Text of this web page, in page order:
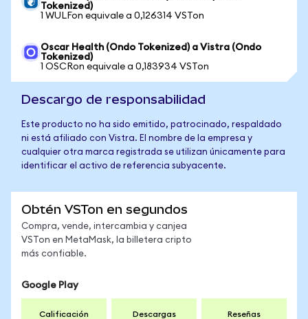
Tokenized)
1 WULFon equivale a 0,126314 VSTon
Oscar Health (Ondo Tokenized) a Vistra (Ondo
Tokenized)
1 OSCRon equivale a 0,183934 VSTon
Descargo de responsabilidad
Este producto no ha sido emitido, patrocinado, respaldado
ni está afiliado con Vistra. El nombre de la empresa y
cualquier otra marca registrada se utilizan únicamente para
identificar el activo de referencia subyacente.
Obtén VSTon en segundos
Compra, vende, intercambia y canjea
VSTon en MetaMask, la billetera cripto
más confiable.
Google Play
Calificación Descargas Reseñas